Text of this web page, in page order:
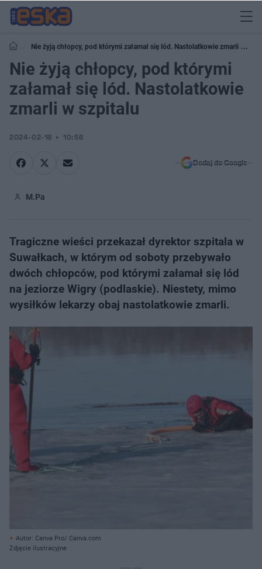
Nie żyją chłopcy, pod którymi załamał się lód. Nastolatkowie zmarli w
szpitalu
Nie żyją chłopcy, pod którymi
załamał się lód. Nastolatkowie
zmarli w szpitalu
2024-02-18 10:56
Dodaj do Google
M.Pa
Tragiczne wieści przekazał dyrektor szpitala w
Suwałkach, w którym od soboty przebywało
dwóch chłopców, pod którymi załamał się lód
na jeziorze Wigry (podlaskie). Niestety, mimo
wysiłków lekarzy obaj nastolatkowie zmarli.
Autor: Canva Pro/ Canva.com
Zdjęcie ilustracyjne